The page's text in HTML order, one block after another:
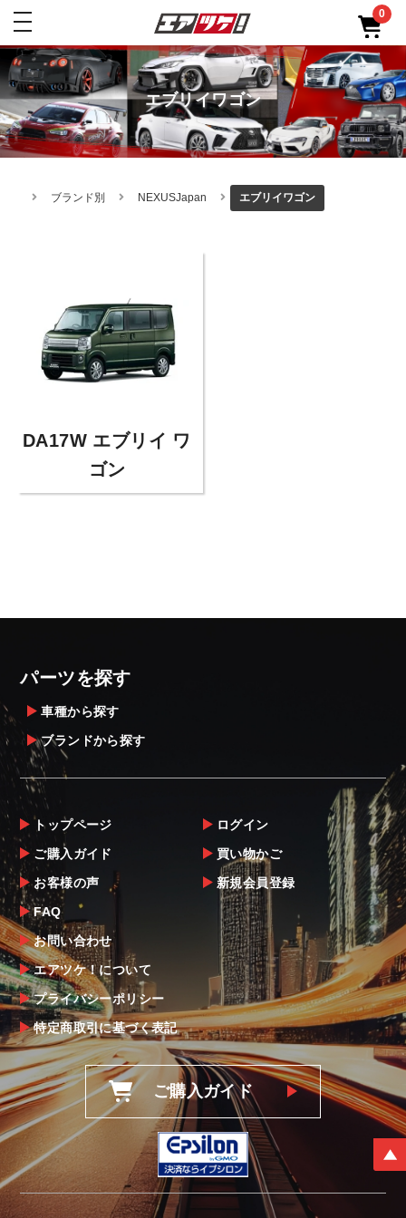
toggle
0
エブリイワゴン
ブランド別 NEXUSJapan エブリイワゴン
DA17W エブリイ ワ
ゴン
パーツを探す
車種から探す
ブランドから探す
トップページ
ご購入ガイド
お客様の声
FAQ
お問い合わせ
エアツケ！について
プライバシーポリシー
特定商取引に基づく表記
ログイン
買い物かご
新規会員登録
ご購入ガイド